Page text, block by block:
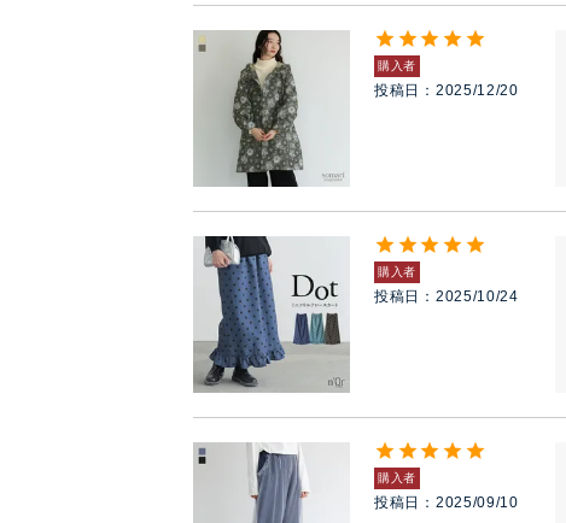
購入者
投稿日 2025/12/20
購入者
投稿日 2025/10/24
購入者
投稿日 2025/09/10